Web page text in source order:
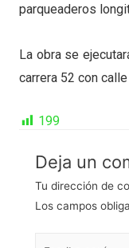
parqueaderos
La obra se
carrera 52 con calle
199
Deja un
Tu dirección de
Los campos